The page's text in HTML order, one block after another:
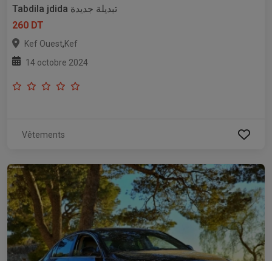
Tabdila jdida تبديلة جديدة
260 DT
Kef Ouest,Kef
14 octobre 2024
Vêtements